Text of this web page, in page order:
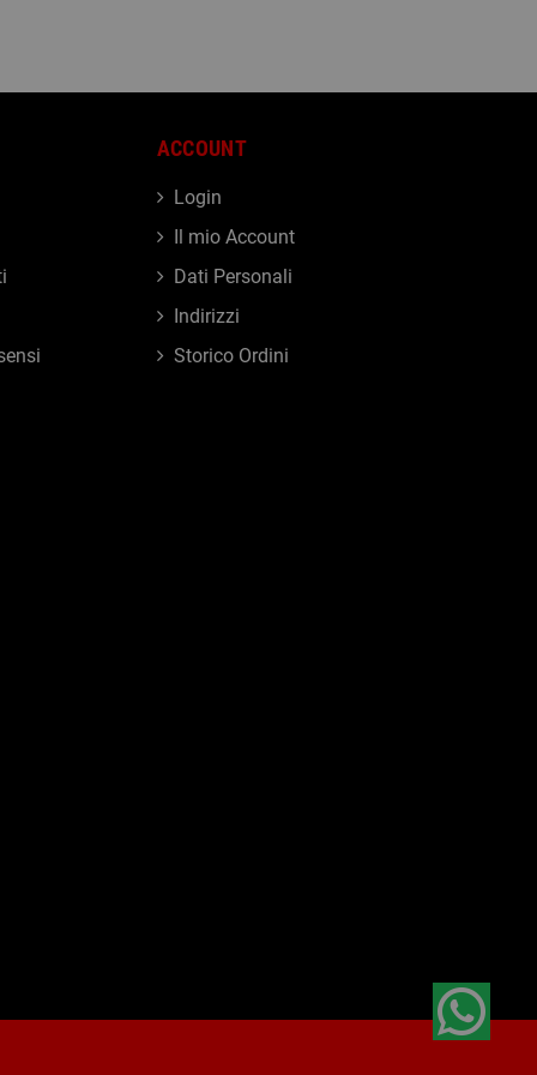
ACCOUNT
Login
Il mio Account
Dati Personali
Indirizzi
Storico Ordini